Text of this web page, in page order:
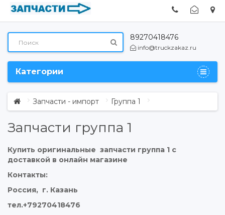
89270418476
info@truckzakaz.ru
Категории
Запчасти - импорт Группа 1
Запчасти группа 1
Купить оригинальные запчасти группа 1 с
доставкой в онлайн магазине
Контакты:
Россия, г. Казань
тел.+79270418476